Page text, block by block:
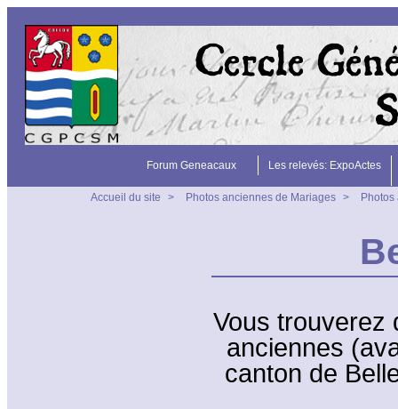
Forum Geneacaux Les relevés: ExpoActes
Accueil du site > Photos anciennes de Mariages >
Vous trouverez
anciennes
canton de